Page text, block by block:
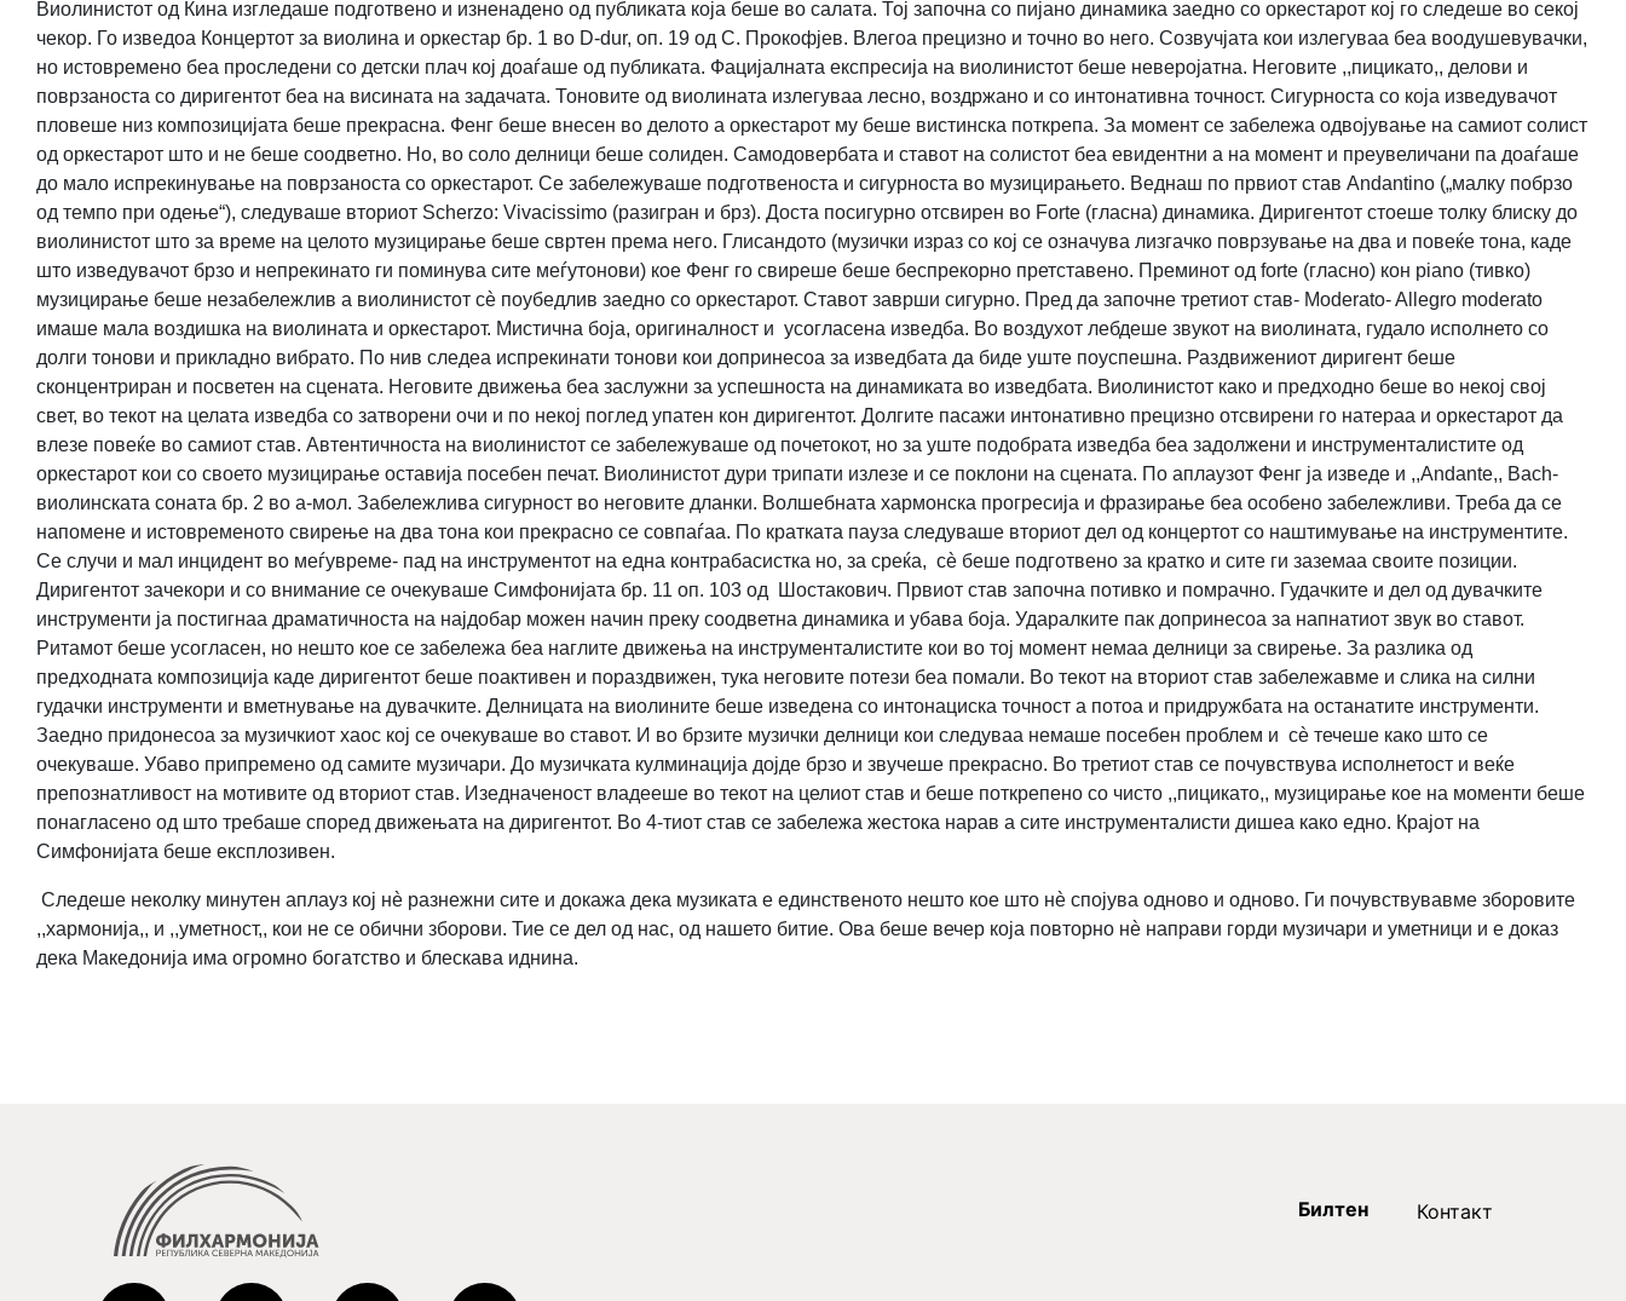
Виолинистот од Кина изгледаше подготвено и изненадено од публиката која беше во салата. Тој започна со пијано динамика заедно со оркестарот кој го следеше во секој
чекор. Го изведоа Концертот за виолина и оркестар бр. 1 во D-dur, оп. 19 од С. Прокофјев. Влегоа прецизно и точно во него. Созвучјата кои излегуваа беа воодушевувачки,
но истовремено беа проследени со детски плач кој доаѓаше од публиката. Фацијалната експресија на виолинистот беше неверојатна. Неговите ,,пицикато,, делови и
поврзаноста со диригентот беа на висината на задачата. Тоновите од виолината излегуваа лесно, воздржано и со интонативна точност. Сигурноста со која изведувачот
пловеше низ композицијата беше прекрасна. Фенг беше внесен во делото а оркестарот му беше вистинска поткрепа. За момент се забележа одвојување на самиот солист
од оркестарот што и не беше соодветно. Но, во соло делници беше солиден. Самодовербата и ставот на солистот беа евидентни а на момент и преувеличани па доаѓаше
до мало испрекинување на поврзаноста со оркестарот. Се забележуваше подготвеноста и сигурноста во музицирањето. Веднаш по првиот став Andantino („малку побрзо
од темпо при одење“), следуваше вториот Scherzo: Vivacissimo (разигран и брз). Доста посигурно отсвирен во Forte (гласна) динамика. Диригентот стоеше толку блиску до
виолинистот што за време на целото музицирање беше свртен према него. Глисандото (музички израз со кој се означува лизгачко поврзување на два и повеќе тона, каде
што изведувачот брзо и непрекинато ги поминува сите меѓутонови) кое Фенг го свиреше беше беспрекорно претставено. Преминот од forte (гласно) кон piano (тивко)
музицирање беше незабележлив а виолинистот сè поубедлив заедно со оркестарот. Ставот заврши сигурно. Пред да започне третиот став- Moderato- Allegro moderato
имаше мала воздишка на виолината и оркестарот. Мистична боја, оригиналност и усогласена изведба. Во воздухот лебдеше звукот на виолината, гудало исполнето со
долги тонови и прикладно вибрато. По нив следеа испрекинати тонови кои допринесоа за изведбата да биде уште поуспешна. Раздвижениот диригент беше
сконцентриран и посветен на сцената. Неговите движења беа заслужни за успешноста на динамиката во изведбата. Виолинистот како и предходно беше во некој свој
свет, во текот на целата изведба со затворени очи и по некој поглед упатен кон диригентот. Долгите пасажи интонативно прецизно отсвирени го натераа и оркестарот да
влезе повеќе во самиот став. Автентичноста на виолинистот се забележуваше од почетокот, но за уште подобрата изведба беа задолжени и инструменталистите од
оркестарот кои со своето музицирање оставија посебен печат. Виолинистот дури трипати излезе и се поклони на сцената. По аплаузот Фенг ја изведе и ,,Andante,, Bach-
виолинската соната бр. 2 во a-мол. Забележлива сигурност во неговите дланки. Волшебната хармонска прогресија и фразирање беа особено забележливи. Треба да се
напомене и истовременото свирење на два тона кои прекрасно се совпаѓаа. По кратката пауза следуваше вториот дел од концертот со наштимување на инструментите.
Се случи и мал инцидент во меѓувреме- пад на инструментот на една контрабасистка но, за среќа, сè беше подготвено за кратко и сите ги заземаа своите позиции.
Диригентот зачекори и со внимание се очекуваше Симфонијата бр. 11 оп. 103 од Шостакович. Првиот став започна потивко и помрачно. Гудачките и дел од дувачките
инструменти ја постигнаа драматичноста на најдобар можен начин преку соодветна динамика и убава боја. Ударалките пак допринесоа за напнатиот звук во ставот.
Ритамот беше усогласен, но нешто кое се забележа беа наглите движења на инструменталистите кои во тој момент немаа делници за свирење. За разлика од
предходната композиција каде диригентот беше поактивен и пораздвижен, тука неговите потези беа помали. Во текот на вториот став забележавме и слика на силни
гудачки инструменти и вметнување на дувачките. Делницата на виолините беше изведена со интонациска точност а потоа и придружбата на останатите инструменти.
Заедно придонесоа за музичкиот хаос кој се очекуваше во ставот. И во брзите музички делници кои следуваа немаше посебен проблем и сè течеше како што се
очекуваше. Убаво припремено од самите музичари. До музичката кулминација дојде брзо и звучеше прекрасно. Во третиот став се почувствува исполнетост и веќе
препознатливост на мотивите од вториот став. Изедначеност владееше во текот на целиот став и беше поткрепено со чисто ,,пицикато,, музицирање кое на моменти беше
понагласено од што требаше според движењата на диригентот. Во 4-тиот став се забележа жестока нарав а сите инструменталисти дишеа како едно. Крајот на
Симфонијата беше експлозивен.
Следеше неколку минутен аплауз кој нè разнежни сите и докажа дека музиката е единственото нешто кое што нè спојува одново и одново. Ги почувствувавме зборовите
,,хармонија,, и ,,уметност,, кои не се обични зборови. Тие се дел од нас, од нашето битие. Ова беше вечер која повторно нè направи горди музичари и уметници и е доказ
дека Македонија има огромно богатство и блескава иднина.
Билтен Контакт